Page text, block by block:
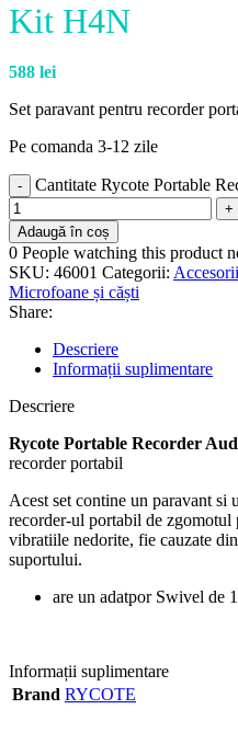
Kit H4N
588 lei
Set paravant pentru recorder
Pe comanda 3-12 zile
Cantitate Rycote Portable
Adaugă în coș
0 People watching this product
SKU: 46001 Categorii: Accesorii
Microfoane și căști
Share:
Descriere
Informații suplimentare
Descriere
Rycote Portable Recorder
recorder portabil
Acest set contine un paravant si
recorder-ul portabil de
vibratiile nedorite, fie cauzate
suportului.
are un adatpor Swivel de
Informații suplimentare
Brand RYCOTE